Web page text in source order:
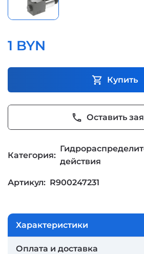
1 BYN
shopping_cart Купить
phone Оставить
Категория:
действия
Артикул: R900247231
Характеристики
Оплата и доставка